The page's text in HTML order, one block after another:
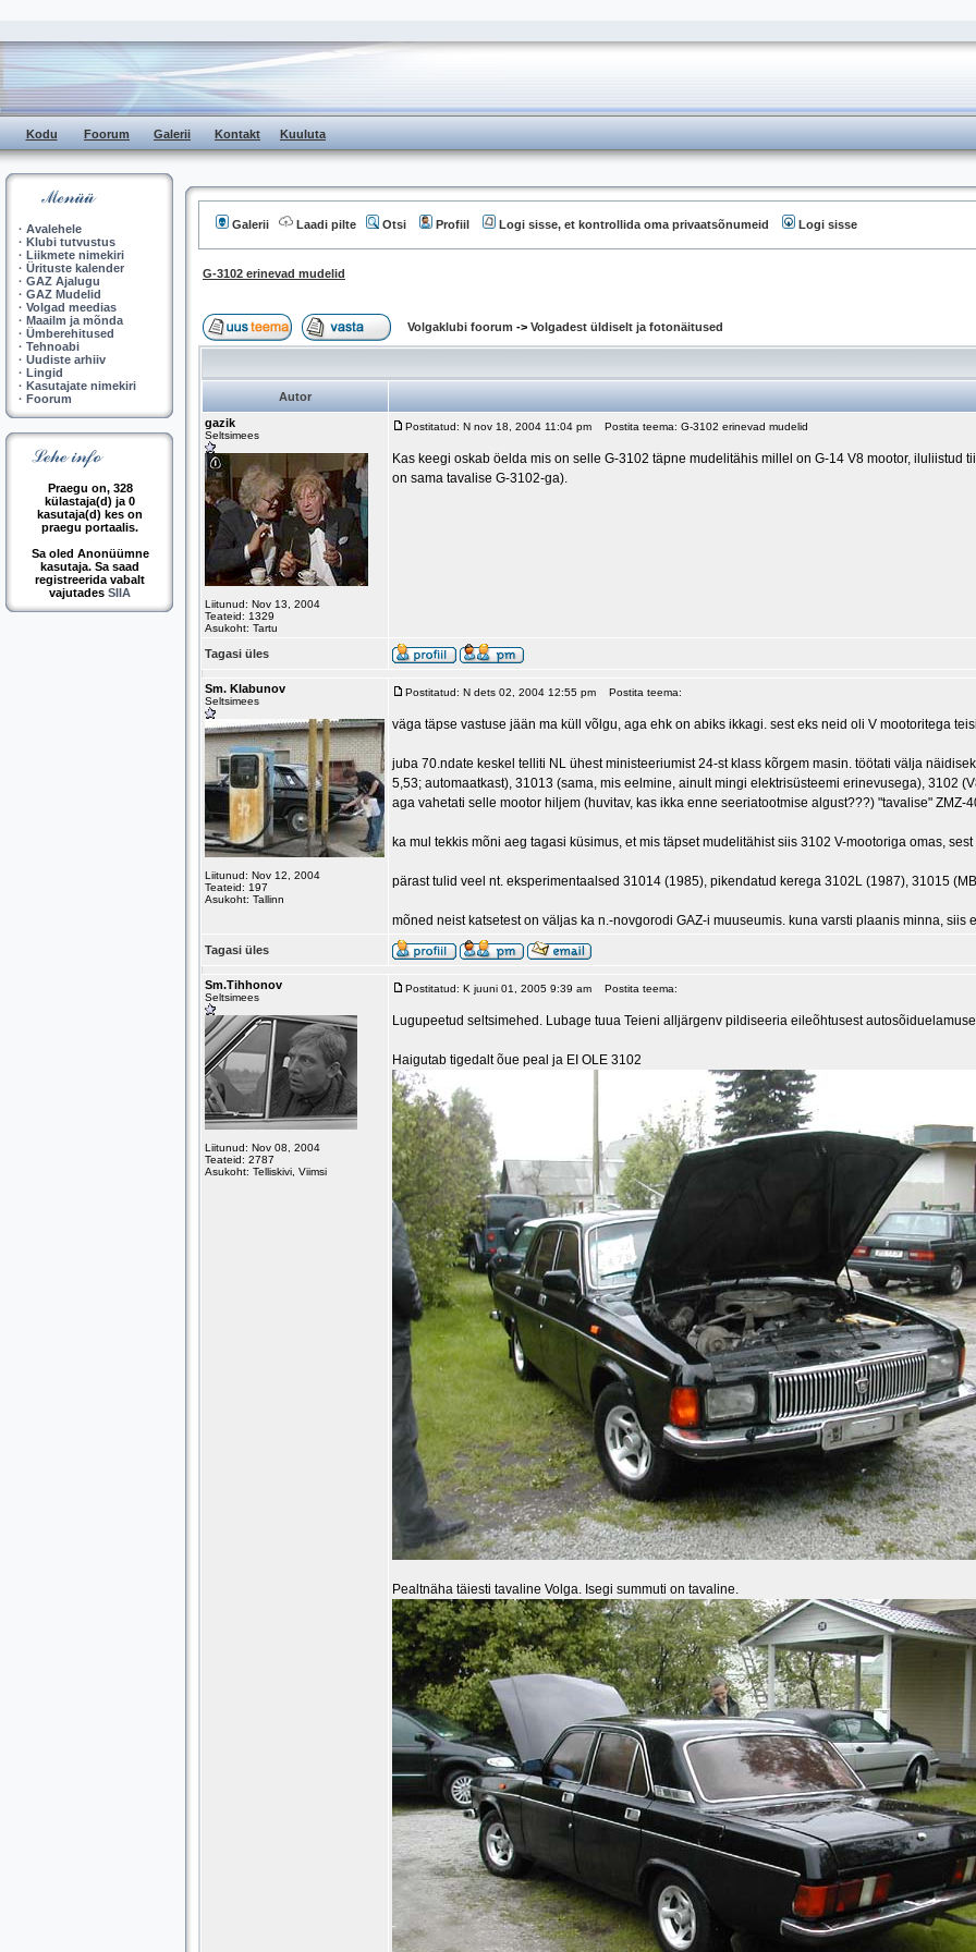
Kodu Foorum Galerii Kontakt Kuuluta
· Avalehele
· Klubi tutvustus
· Liikmete nimekiri
· Ürituste kalender
· GAZ Ajalugu
· GAZ Mudelid
· Volgad meedias
· Maailm ja mõnda
· Ümberehitused
· Tehnoabi
· Uudiste arhiiv
· Lingid
· Kasutajate nimekiri
· Foorum
Praegu on, 328
külastaja(d) ja 0
kasutaja(d) kes on
praegu portaalis.
Sa oled Anonüümne
kasutaja. Sa saad
registreerida vabalt
vajutades SIIA
Galerii Laadi pilte Otsi Profiil Logi sisse, et kontrollida oma privaatsõnumeid Logi sisse
G-3102 erinevad mudelid
Volgaklubi foorum -> Volgadest üldiselt ja fotonäitused
Autor
gazik
Seltsimees
Liitunud: Nov 13, 2004
Teateid: 1329
Asukoht: Tartu
Postitatud: N nov 18, 2004 11:04 pm Postita teema: G-3102 erinevad mudelid
Kas keegi oskab öelda mis on selle G-3102 täpne mudelitähis millel on G-14 V8 mootor,
on sama tavalise G-3102-ga).
Tagasi üles
Sm. Klabunov
Seltsimees
Liitunud: Nov 12, 2004
Teateid: 197
Asukoht: Tallinn
Postitatud: N dets 02, 2004 12:55 pm Postita teema:
väga täpse vastuse jään ma küll võlgu, aga ehk on abiks ikkagi. sest eks neid oli V mootoritega
juba 70.ndate keskel telliti NL ühest ministeeriumist 24-st klass kõrgem masin. töötati välja
5,53; automaatkast), 31013 (sama, mis eelmine, ainult mingi elektrisüsteemi erinevusega), 3102
aga vahetati selle mootor hiljem (huvitav, kas ikka enne seeriatootmise algust???) "tavalise" ZMZ-
ka mul tekkis mõni aeg tagasi küsimus, et mis täpset mudelitähist siis 3102 V-mootoriga omas,
pärast tulid veel nt. eksperimentaalsed 31014 (1985), pikendatud kerega 3102L (1987), 31015
mõned neist katsetest on väljas ka n.-novgorodi GAZ-i muuseumis. kuna varsti plaanis minna, siis
Tagasi üles
Sm.Tihhonov
Seltsimees
Liitunud: Nov 08, 2004
Teateid: 2787
Asukoht: Telliskivi, Viimsi
Postitatud: K juuni 01, 2005 9:39 am Postita teema:
Lugupeetud seltsimehed. Lubage tuua Teieni alljärgenv pildiseeria eileõhtusest
Haigutab tigedalt õue peal ja EI OLE 3102
Pealtnäha täiesti tavaline Volga. Isegi summuti on tavaline.